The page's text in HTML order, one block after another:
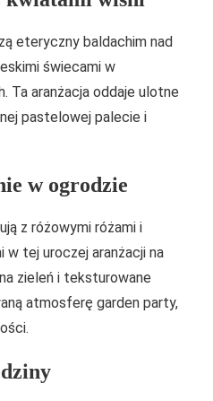
eteryczny baldachim nad
świecami w
Ta aranżacja oddaje ulotne
pastelowej palecie i
w ogrodzie
z różowymi różami i
w tej uroczej aranżacji na
zieleń i teksturowane
atmosferę garden party,